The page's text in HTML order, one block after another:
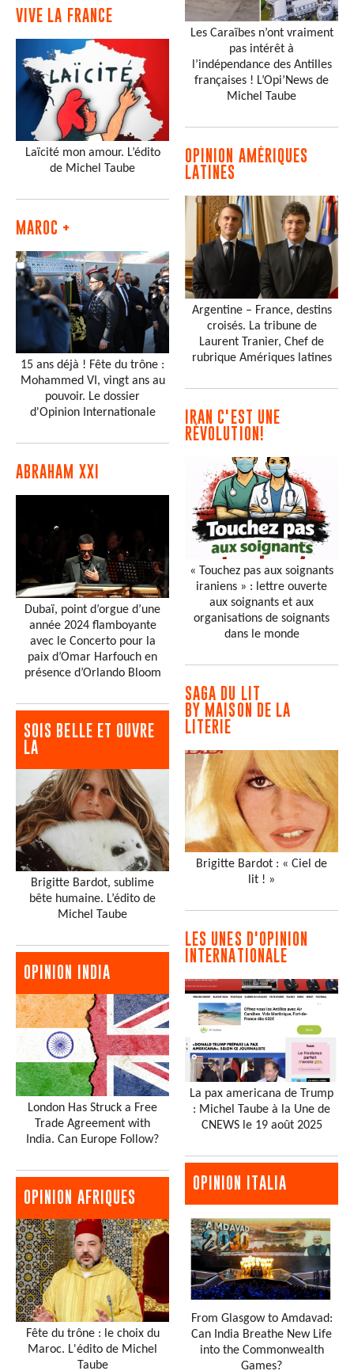
VIVE LA FRANCE
Laïcité mon amour. L’édito
de Michel Taube
MAROC +
15 ans déjà ! Fête du trône :
Mohammed VI, vingt ans au
pouvoir. Le dossier
d'Opinion Internationale
ABRAHAM XXI
Dubaï, point d’orgue d’une
année 2024 flamboyante
avec le Concerto pour la
paix d’Omar Harfouch en
présence d’Orlando Bloom
SOIS BELLE ET OUVRE
LA
Brigitte Bardot, sublime
bête humaine. L’édito de
Michel Taube
OPINION INDIA
London Has Struck a Free
Trade Agreement with
India. Can Europe Follow?
OPINION AFRIQUES
Fête du trône : le choix du
Maroc. L'édito de Michel
Taube
Les Caraïbes n’ont vraiment
pas intérêt à
l’indépendance des Antilles
françaises ! L’Opi’News de
Michel Taube
OPINION AMÉRIQUES
LATINES
Argentine – France, destins
croisés. La tribune de
Laurent Tranier, Chef de
rubrique Amériques latines
IRAN C'EST UNE
RÉVOLUTION!
« Touchez pas aux soignants
iraniens » : lettre ouverte
aux soignants et aux
organisations de soignants
dans le monde
SAGA DU LIT
BY MAISON DE LA
LITERIE
Brigitte Bardot : « Ciel de
lit ! »
LES UNES D'OPINION
INTERNATIONALE
La pax americana de Trump
: Michel Taube à la Une de
CNEWS le 19 août 2025
OPINION ITALIA
From Glasgow to Amdavad:
Can India Breathe New Life
into the Commonwealth
Games?